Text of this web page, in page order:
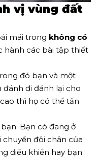
vị vùng đất
mái trong không có
hành các bài tập thiết
đó bạn và một
đánh đi đánh lại cho
thì họ có thể tấn
Bạn có đang ở
đôi chân của
điều khiển hay bạn